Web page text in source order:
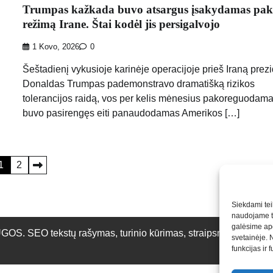
Siekdami
naudojame
galėsime
svetainėje.
funkcijas ir
Trumpas kažkada buvo atsargus įsakydamas
režimą Irane. Štai kodėl jis persigalvojo
1 Kovo, 2026 0
Šeštadienį vykusioje karinėje operacijoje prieš Iraną
Donaldas Trumpas pademonstravo dramatišką rizikos
tolerancijos raidą, vos per kelis mėnesius
buvo pasirengęs eiti panaudodamas Amerikos […]
2
SEO tekstų rašymas, turinio kūrimas, straipsnių